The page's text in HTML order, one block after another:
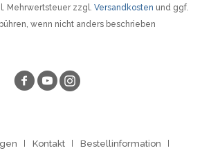
Mehrwertsteuer zzgl. Versandkosten und ggf.
wenn nicht anders beschrieben
Kontakt Bestellinformation